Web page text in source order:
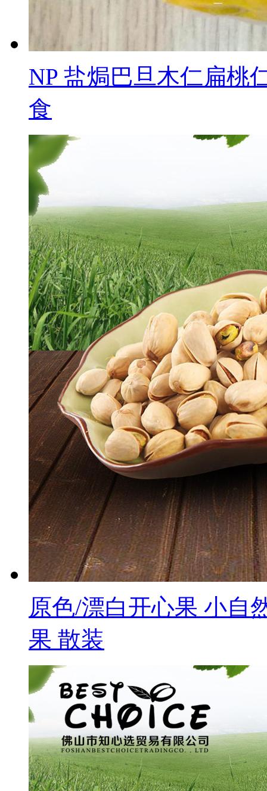
NP 盐焗巴旦木仁扁桃
食
原色/漂白开心果 小自
果 散装